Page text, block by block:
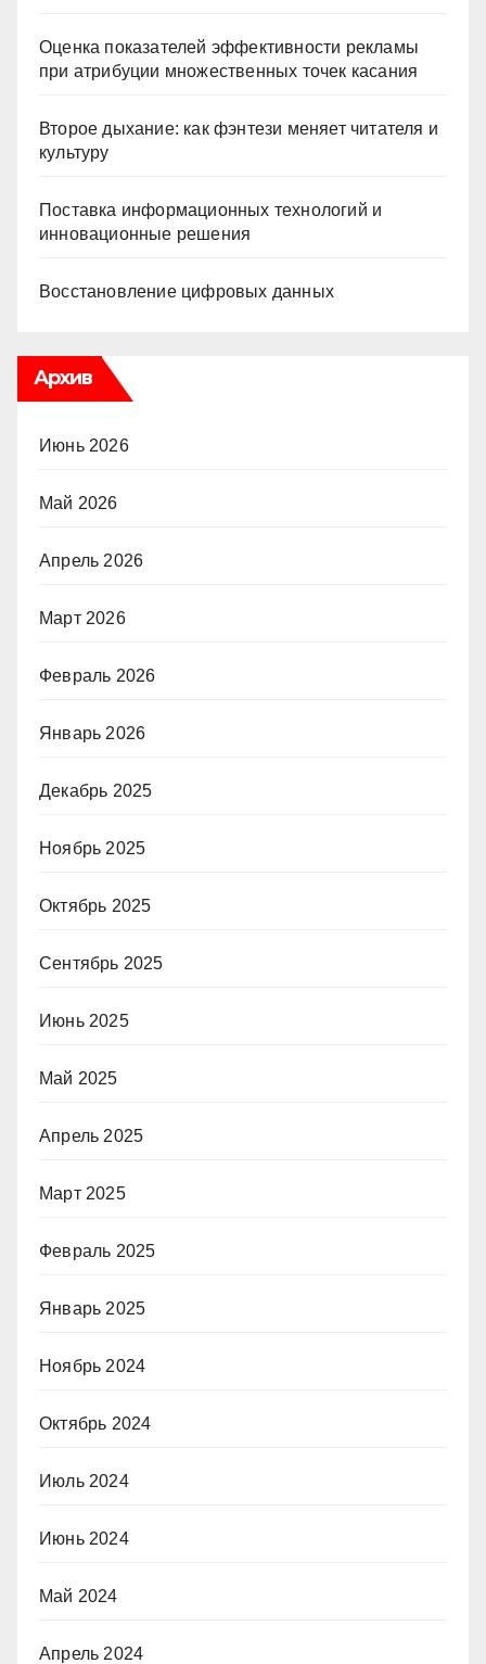
Оценка показателей эффективности рекламы
при атрибуции множественных точек касания
Второе дыхание: как фэнтези меняет читателя и
культуру
Поставка информационных технологий и
инновационные решения
Восстановление цифровых данных
Архив
Июнь 2026
Май 2026
Апрель 2026
Март 2026
Февраль 2026
Январь 2026
Декабрь 2025
Ноябрь 2025
Октябрь 2025
Сентябрь 2025
Июнь 2025
Май 2025
Апрель 2025
Март 2025
Февраль 2025
Январь 2025
Ноябрь 2024
Октябрь 2024
Июль 2024
Июнь 2024
Май 2024
Апрель 2024